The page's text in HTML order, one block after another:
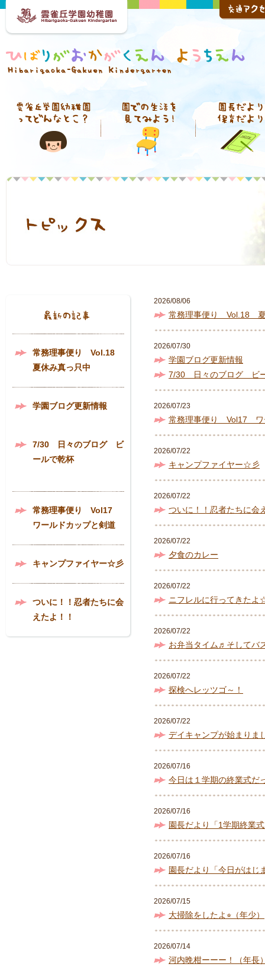
常務理事便り Vol.18
夏休み真っ只中
学園ブログ更新情報
7/30 日々のブログ ビ
ールで乾杯
常務理事便り Vol17
ワールドカップと剣道
キャンプファイヤー☆彡
ついに！！忍者たちに会
えたよ！！
2026/08/06
常務理事便り Vol.18 夏
2026/07/30
学園ブログ更新情報
7/30 日々のブログ ビ
2026/07/23
常務理事便り Vol17 ワ
2026/07/22
キャンプファイヤー☆彡
2026/07/22
ついに！！忍者たちに会
2026/07/22
夕食のカレー
2026/07/22
ニフレルに行ってきたよ
2026/07/22
お弁当タイム♬そしてバ
2026/07/22
探検へレッツゴ～！
2026/07/22
デイキャンプが始まりま
2026/07/16
今日は１学期の終業式だ
2026/07/16
園長だより「1学期終業
2026/07/16
園長だより「今日がはじ
2026/07/15
大掃除をしたよ⭐︎（年少）
2026/07/14
河内晩柑ーーー！（年長